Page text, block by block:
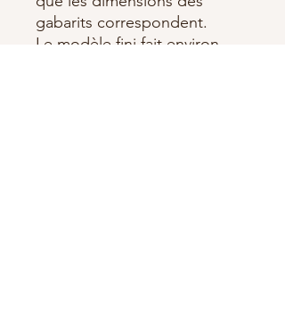
gabarits correspondent.
Le modèle fini fait environ